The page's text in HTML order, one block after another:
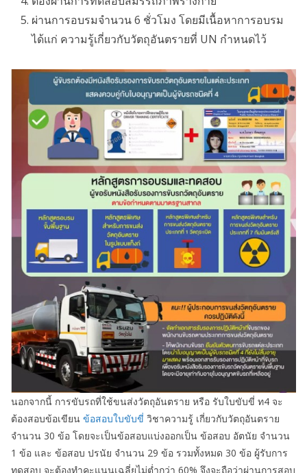
ผ่านการอบรมจํานวน 6 ชั่วโมง โดยมีเนื้อหาการอบรม
ได้แก่ ความรู้เกี่ยวกับวัตถุอันตรายที่ UN กําหนดไว้
นอกจากนี้ การขับรถที่ใช้ขนส่งวัตถุอันตราย หรือ รับใบขับขี่ ท4 จะ
ต้องสอบข้อเขียน ข้อสอบใบขับขี่ วิชาความรู้ เกี่ยวกับวัตถุอันตราย
จำนวน 30 ข้อ โดยจะเป็นข้อสอบแบ่งออกเป็น ข้อสอบ อัตนัย จำนวน
1 ข้อ และ ข้อสอบ ปรนัย จำนวน 29 ข้อ รวมทั้งหมด 30 ข้อ ผู้รับการ
ทดสอบ จะต้องทำคะแนนเฉลี่ยไม่ต่ำกว่า 60% จึงจะถือว่าผ่านการสอบ